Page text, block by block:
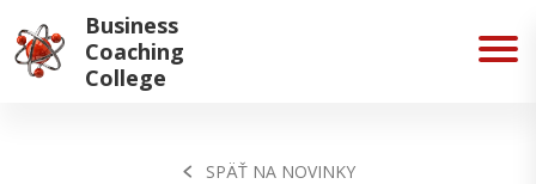
Business
Coaching
College
SPÄŤ NA NOVINKY